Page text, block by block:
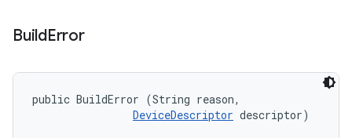
BuildError
public BuildError (String reason,
DeviceDescriptor descriptor)